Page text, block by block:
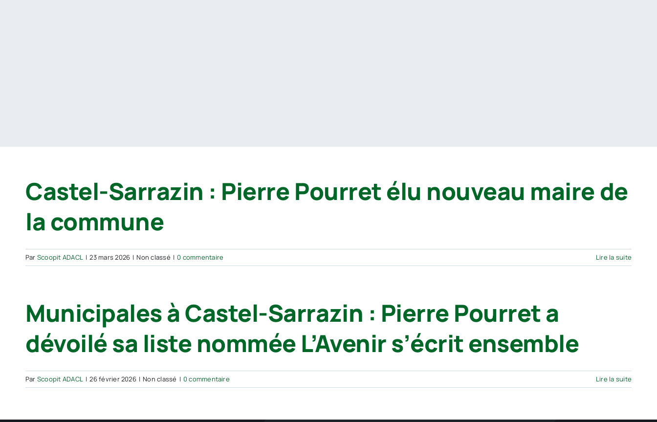
Castel-Sarrazin : Pierre Pourret élu nouveau maire de
la commune
Par Scoopit ADACL | 23 mars 2026 | Non classé | 0 commentaire Lire la suite
Municipales à Castel-Sarrazin : Pierre Pourret a
dévoilé sa liste nommée L’Avenir s’écrit ensemble
Par Scoopit ADACL | 26 février 2026 | Non classé | 0 commentaire Lire la suite